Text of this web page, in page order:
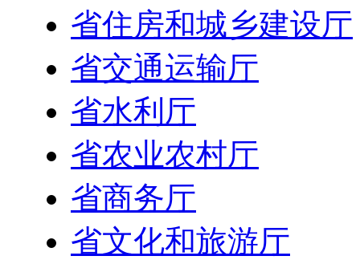
省住房和城乡建设厅
省交通运输厅
省水利厅
省农业农村厅
省商务厅
省文化和旅游厅